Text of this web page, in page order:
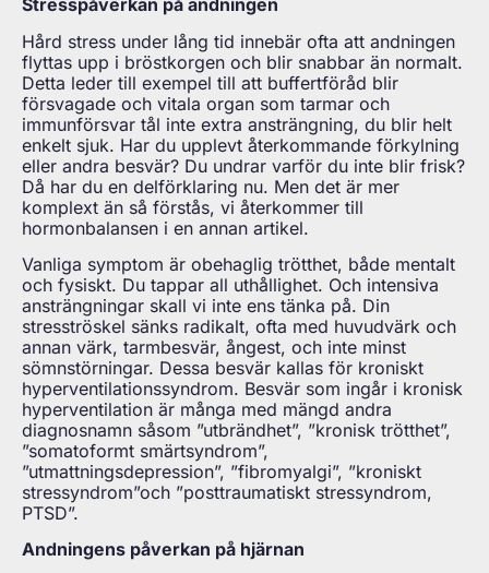
Stresspåverkan på andningen
Hård stress under lång tid innebär ofta att andningen
flyttas upp i bröstkorgen och blir snabbar än normalt.
Detta leder till exempel till att buffertföråd blir
försvagade och vitala organ som tarmar och
immunförsvar tål inte extra ansträngning, du blir helt
enkelt sjuk. Har du upplevt återkommande förkylning
eller andra besvär? Du undrar varför du inte blir frisk?
Då har du en delförklaring nu. Men det är mer
komplext än så förstås, vi återkommer till
hormonbalansen i en annan artikel.
Vanliga symptom är obehaglig trötthet, både mentalt
och fysiskt. Du tappar all uthållighet. Och intensiva
ansträngningar skall vi inte ens tänka på. Din
stresströskel sänks radikalt, ofta med huvudvärk och
annan värk, tarmbesvär, ångest, och inte minst
sömnstörningar. Dessa besvär kallas för kroniskt
hyperventilationssyndrom. Besvär som ingår i kronisk
hyperventilation är många med mängd andra
diagnosnamn såsom ”utbrändhet”, ”kronisk trötthet”,
”somatoformt smärtsyndrom”,
”utmattningsdepression”, ”fibromyalgi”, ”kroniskt
stressyndrom”och ”posttraumatiskt stressyndrom,
PTSD”.
Andningens påverkan på hjärnan